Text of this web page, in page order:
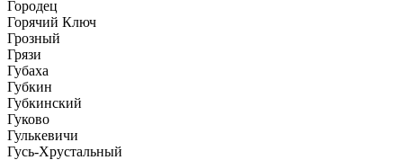
Городец
Горячий Ключ
Грозный
Грязи
Губаха
Губкин
Губкинский
Гуково
Гулькевичи
Гусь-Хрустальный